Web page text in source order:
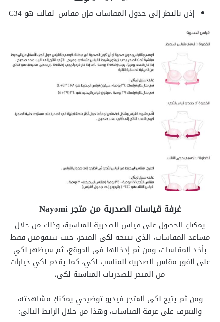
إذن بالنظر إلى جدول المقاسات فإن مقاس القالب هو C34
غرفة قياسات الصدرية من متجر Nayomi
يمكنكِ الحصول على قياس الصدرية المناسبة، وذلك من خلال
مساعد المقاسات، الذى يتيحه لكى المتجر، حيث ستقومين فقط
بأخد المقاسات، ومن ثم إدخالها فى الموقع، ثم سيظهر لكي
على الفور مقاس الصدرية المناسب لكي، كما يقدم لكي خيارات
من المتجر للصدريات المناسبة لكي،
ومن ثم يتيح لكى المتجر فيديو توضيحي يمكنكِ مشاهدته،
والتعرف على غرفة القياسات، وهذا من خلال الرابط التالي: